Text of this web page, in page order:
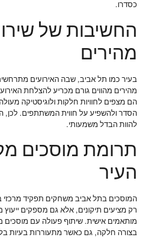
כסדרו.
החשיבות של
מהירים
בעיר כמו תל אביב, שבה האירועים
מהירים מהווים גורם מכריע להצלחת
הם מצפים לחוויות חלקות ולוגיסטיקה
הסדר ולהשפיע על חווית המשתתפים. לכן,
להוות הבדל משמעותי.
תרומת מוסכים
העיר
המוסכים בתל אביב משחקים תפקיד
רק מציעים תיקונים, אלא גם מספקים ייעוץ
מותאמים אישית. שיתוף פעולה עם מוסכים
בצורה חלקה, גם כאשר מתעוררות בעיות